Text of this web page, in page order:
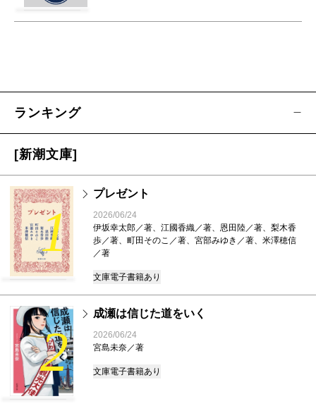
ランキング
[新潮文庫]
1
プレゼント
2026/06/24
伊坂幸太郎／著、江國香織／著、恩田陸／著、梨木香
歩／著、町田そのこ／著、宮部みゆき／著、米澤穂信
／著
文庫電子書籍あり
2
成瀬は信じた道をいく
2026/06/24
宮島未奈／著
文庫電子書籍あり